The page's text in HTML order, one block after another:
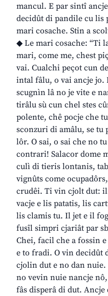
mancul. E par sintî
decidût di pandile cu lis
mari cosache. Stin a
◆ Le mari cosache: “Ti
mari, come me, chest
vai. Cualchi peçot cun
intal fâlu, o vai ancje jo.
scugnìn lâ no je vite e
tirâlu sù cun chel stes
polente, chê pocje che
sconzuri di amâlu, se tu
lôr. O sai, o sai che no
contrari! Salacor dome
culì di tieris lontanis,
vignûts come
crudêi. Ti vin cjolt dut: il
vacje e lis patatis, lis
lis clamis tu. Il jet e il
fusîl simpri cjariât par
Chei, facil che a fossin
e to fradi. O vin decidût
cjolin dut e no dan
no vevin nuie nancje
fâs disperâ di dut.